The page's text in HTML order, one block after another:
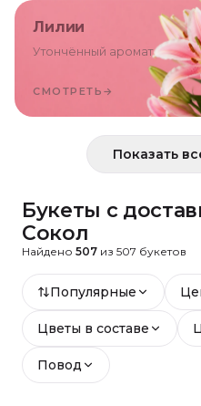
Лилии
Утончённый аромат
СМОТРЕТЬ →
Показать
Букеты с
Сокол
Найдено 507 из 507 букетов
Популярные
Цветы в составе
Повод